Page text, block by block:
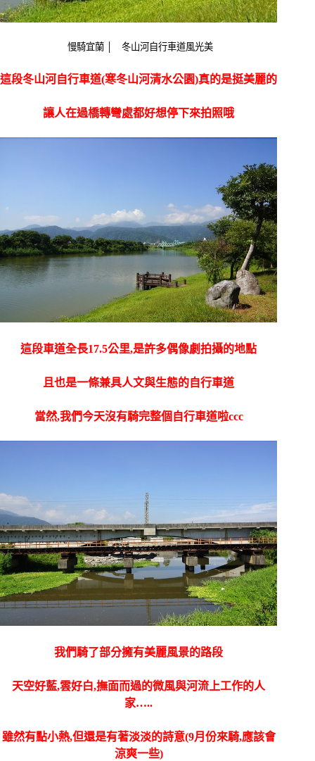
慢騎宜蘭 │ 冬山河自行車道風光美
這段冬山河自行車道(寒冬山河清水公園)真的是挺美麗的
讓人在過橋轉彎處都好想停下來拍照哦
這段車道全長17.5公里,是許多偶像劇拍攝的地點
且也是一條兼具人文與生態的自行車道
當然,我們今天沒有騎完整個自行車道啦ccc
我們騎了部分擁有美麗風景的路段
天空好藍,雲好白,撫面而過的微風與河流上工作的人
家…..
雖然有點小熱,但還是有著淡淡的詩意(9月份來騎,應該會
涼爽一些)